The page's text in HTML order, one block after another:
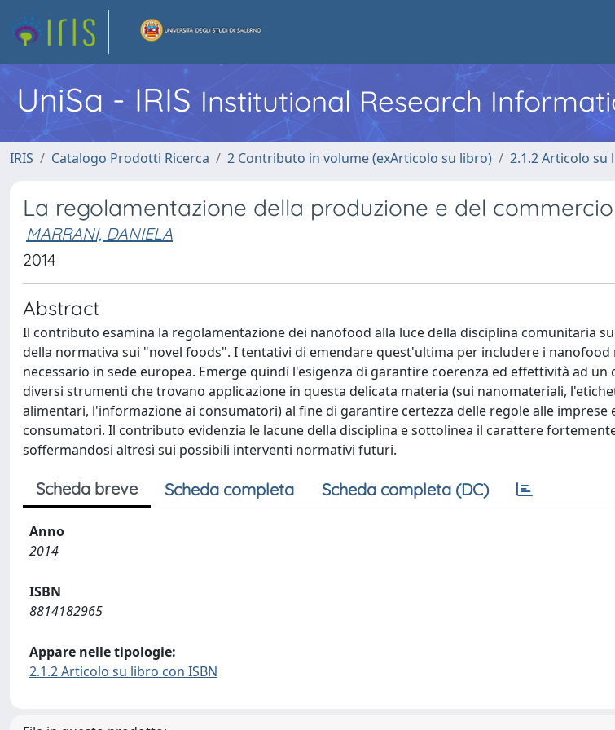
UniSa - IRIS Institutional Research
IRIS Catalogo Prodotti Ricerca 2 Contributo in volume (exArticolo su libro) 2.1.2 Articolo su
La regolamentazione della produzione e del
MARRANI, DANIELA
2014
Abstract
Il contributo esamina la regolamentazione dei nanofood alla luce della disciplina comunitaria
della normativa sui "novel foods". I tentativi di emendare quest'ultima per includere i
necessario in sede europea. Emerge quindi l'esigenza di garantire coerenza ed effettività ad
diversi strumenti che trovano applicazione in questa delicata materia (sui nanomateriali,
alimentari, l'informazione ai consumatori) al fine di garantire certezza delle regole alle imprese
consumatori. Il contributo evidenzia le lacune della disciplina e sottolinea il carattere
soffermandosi altresì sui possibili interventi normativi futuri.
Scheda breve Scheda completa Scheda completa (DC)
Anno
2014
ISBN
8814182965
Appare nelle tipologie:
2.1.2 Articolo su libro con ISBN